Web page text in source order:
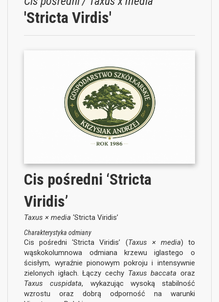
'Stricta Virdis'
Cis pośredni ‘Stricta
Viridis’
Taxus × media ‘Stricta Viridis’
Charakterystyka odmiany
Cis pośredni ‘Stricta Viridis’ (Taxus × media) to
wąskokolumnowa odmiana krzewu iglastego o
ścisłym, wyraźnie pionowym pokroju i intensywnie
zielonych igłach. Łączy cechy Taxus baccata oraz
Taxus cuspidata, wykazując wysoką stabilność
wzrostu oraz dobrą odporność na warunki